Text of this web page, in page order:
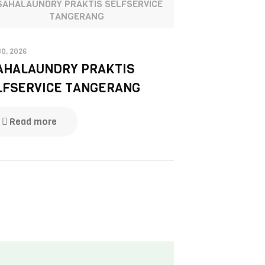
PRAKTIS SELFSERVICE
TANGERANG
2026
PRAKTIS
TANGERANG
Read more